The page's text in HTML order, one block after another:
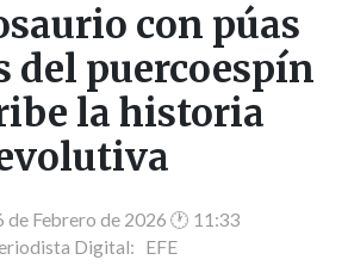
con púas
del puercoespín
la historia
Febrero de 2026 🕐 11:33
Digital: EFE